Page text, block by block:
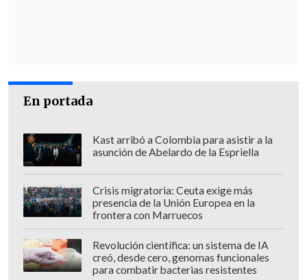
En portada
Kast arribó a Colombia para asistir a la
asunción de Abelardo de la Espriella
Crisis migratoria: Ceuta exige más
presencia de la Unión Europea en la
frontera con Marruecos
Revolución científica: un sistema de IA
creó, desde cero, genomas funcionales
para combatir bacterias resistentes